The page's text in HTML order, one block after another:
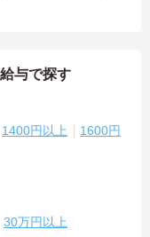
与で探す
1400円以上
1600円
30万円以上